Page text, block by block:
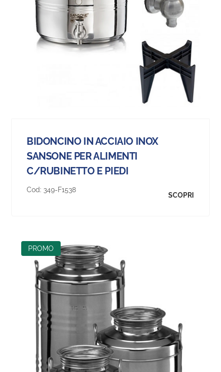
BIDONCINO IN ACCIAIO INOX
SANSONE PER ALIMENTI
C/RUBINETTO E PIEDI
Cod: 349-F1538
SCOPRI
PROMO